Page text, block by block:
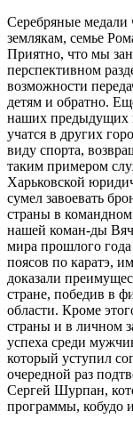
Серебряные медали
землякам, семье
Приятно, что мы
перспективном
возможности
детям и обратно.
наших предыдущих
учатся в других
виду спорта,
таким примером
Харьковской
сумел завоевать
страны в
нашей коман-ды
мира прошлого
поясов по каратэ,
доказали
стране, победив в
области. Кроме
страны и в личном
успеха среди
который уступил
очередной раз
Сергей Шурпан,
программы, кобудо